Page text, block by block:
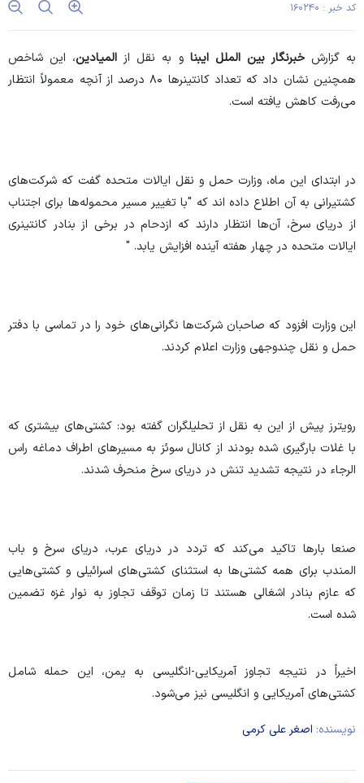
کد خبر : ۱۶۰۲۴۰
به گزارشخبرنگار بین الملل ایبنا و به نقل از المیادین، این شاخص
همچنین نشان داد که تعداد کانتینر‌ها ۸۰ درصد از آنچه معمولاً انتظار
می‌رفت کاهش یافته است.
در ابتدای این ماه، وزارت حمل و نقل ایالات متحده گفت که شرکت‌های
کشتیرانی به آن اطلاع داده اند که "با تغییر مسیر محموله‌ها برای اجتناب
از دریای سرخ، آن‌ها انتظار دارند که ازدحام در برخی از بنادر کانتینری
ایالات متحده در چهار هفته آینده افزایش یابد. "
این وزارت افزود که صاحبان شرکت‌ها نگرانی‌های خود را در تماسی با دفتر
حمل و نقل چندوجهی وزارت اعلام کردند.
رویترز پیش از این به نقل از تحلیلگران گفته بود: کشتی‌های بیشتری که
با غلات بارگیری شده بودند از کانال سوئز به مسیر‌های اطراف دماغه راس
الرجاء در نتیجه تشدید تنش در دریای سرخ منحرف شدند.
صنعا بار‌ها تاکید می‌کند که تردد در دریای عرب، دریای سرخ و باب
المندب برای همه کشتی‌ها به استثنای کشتی‌های اسرائیلی و کشتی‌هایی
که عازم بنادر اشغالی هستند تا زمان توقف تجاوز به نوار غزه تضمین
شده است.
اخیراً در نتیجه تجاوز آمریکایی-انگلیسی به یمن، این حمله شامل
کشتی‌های آمریکایی و انگلیسی نیز می‌شود.
نویسنده: اصغر علی کرمی